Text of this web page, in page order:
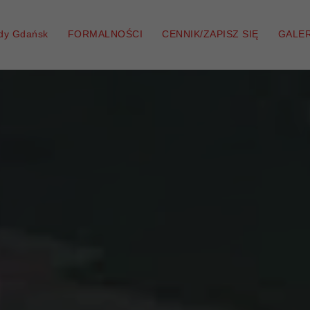
Gdańsk FORMALNOŚCI CENNIK/ZAPISZ SIĘ